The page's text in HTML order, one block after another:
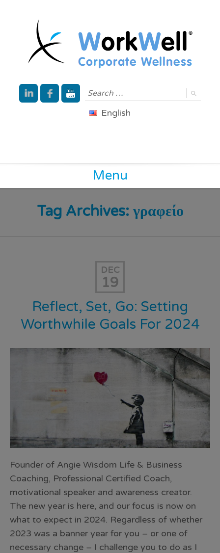
English
Menu
Tag Archives: γραφείο
DEC
19
Reflect, Set, Go: Setting
Worthwhile Goals For 2024
Founder of Angie Wisdom Life & Business
Coaching, Professional Certified Coach,
motivational speaker and awareness creator.
The new year is here, and our focus is now on
what to expect in 2024. Regardless of whether
2023 was a banner year for you – or one of
necessary change – I challenge you to do as I